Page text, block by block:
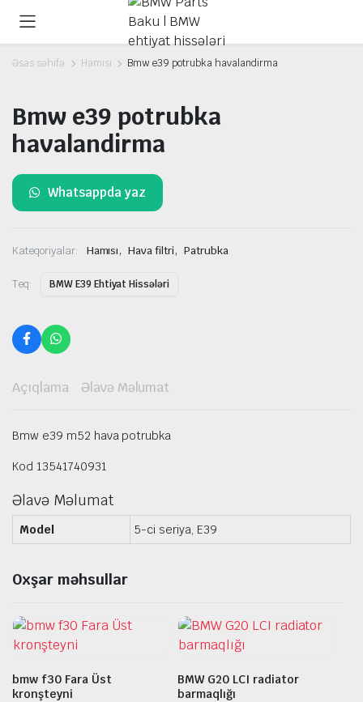
Əsas səhifə Hamısı Bmw e39 potrubka havalandirma
Bmw e39 potrubka
havalandirma
Whatsappda yaz
Kateqoriyalar: Hamısı, Hava filtri, Patrubka
Teq: BMW E39 Ehtiyat Hissələri
Açıqlama Əlavə Məlumat
Bmw e39 m52 hava potrubka
Kod 13541740931
Əlavə Məlumat
Model 5-ci seriya, E39
Oxşar məhsullar
bmw f30 Fara Üst
kronşteyni
BMW G20 LCI radiator
barmaqlığı